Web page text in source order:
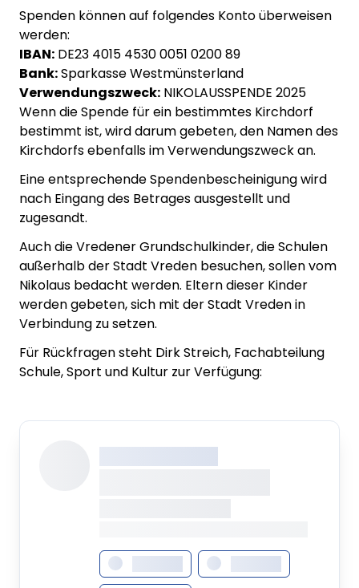
Spenden können auf folgendes Konto überweisen
werden:
IBAN: DE23 4015 4530 0051 0200 89
Bank:Sparkasse Westmünsterland
Verwendungszweck: NIKOLAUSSPENDE 2025
Wenn die Spende für ein bestimmtes Kirchdorf
bestimmt ist, wird darum gebeten, den Namen des
Kirchdorfs ebenfalls im Verwendungszweck an.
Eine entsprechende Spendenbescheinigung wird
nach Eingang des Betrages ausgestellt und
zugesandt.
Auch die Vredener Grundschulkinder, die Schulen
außerhalb der Stadt Vreden besuchen, sollen vom
Nikolaus bedacht werden. Eltern dieser Kinder
werden gebeten, sich mit der Stadt Vreden in
Verbindung zu setzen.
Für Rückfragen steht Dirk Streich, Fachabteilung
Schule, Sport und Kultur zur Verfügung: